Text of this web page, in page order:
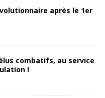
après le 1er
combatifs, au service
!